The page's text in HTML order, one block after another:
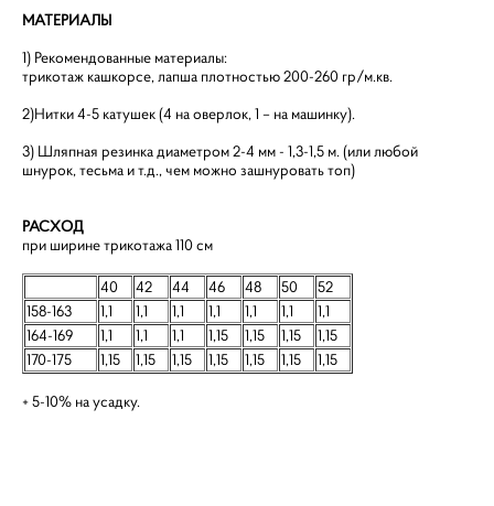
МАТЕРИАЛЫ
1) Рекомендованные материалы:
трикотаж кашкорсе, лапша плотностью 200-260 гр/м.кв.
2)Нитки 4-5 катушек (4 на оверлок, 1 – на машинку).
3) Шляпная резинка диаметром 2-4 мм - 1,3-1,5 м. (или любой
шнурок, тесьма и т.д., чем можно зашнуровать топ)
РАСХОД
при ширине трикотажа 110 см
40 42 44 46 48 50
52
158-163
1,1 1,1 1,1 1,1 1,1 1,1
1,1
164-169
1,1 1,1 1,1 1,15 1,15 1,15
1,15
170-175
1,15 1,15 1,15 1,15 1,15 1,15 1,15
+ 5-10% на усадку.